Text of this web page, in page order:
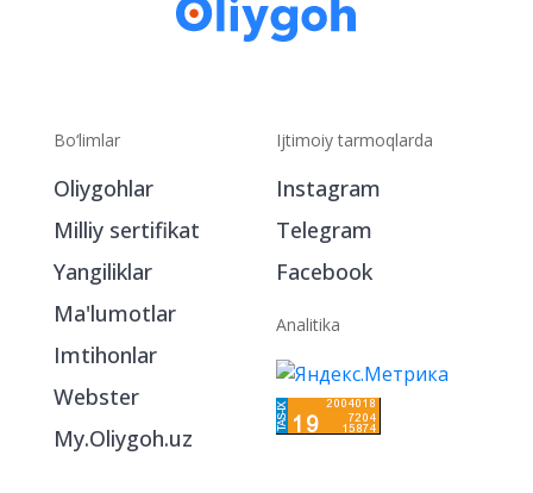
Bo‘limlar
Oliygohlar
Milliy sertifikat
Yangiliklar
Ma'lumotlar
Imtihonlar
Webster
My.Oliygoh.uz
Ijtimoiy tarmoqlarda
Instagram
Telegram
Facebook
Analitika